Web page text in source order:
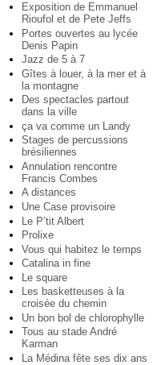
Exposition de Emmanuel
Rioufol et de Pete Jeffs
Portes ouvertes au lycée
Denis Papin
Jazz de 5 à 7
Gîtes à louer, à la mer et à
la montagne
Des spectacles partout
dans la ville
ça va comme un Landy
Stages de percussions
brésiliennes
Annulation rencontre
Francis Combes
A distances
Une Case provisoire
Le P’tit Albert
Prolixe
Vous qui habitez le temps
Catalina in fine
Le square
Les basketteuses à la
croisée du chemin
Un bon bol de chlorophylle
Tous au stade André
Karman
La Médina fête ses dix ans